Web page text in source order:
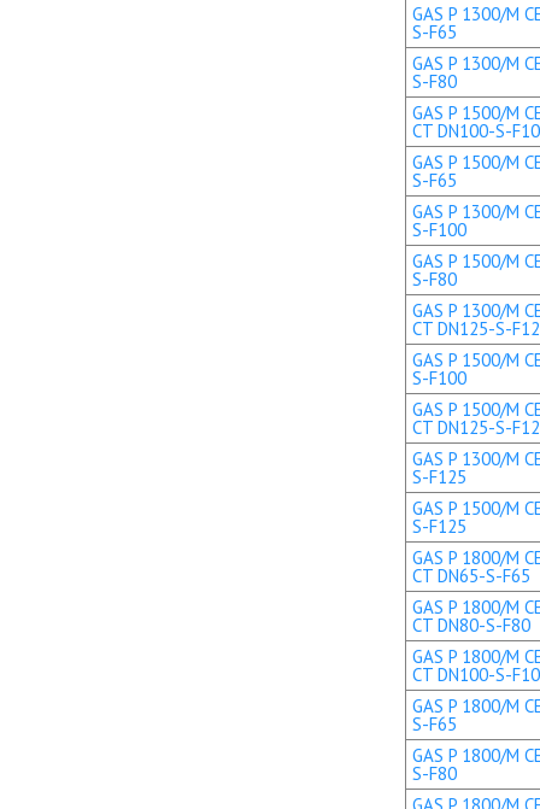
GAS P 1300/M
S-F65
GAS P 1300/M
S-F80
GAS P 1500/M
CT DN100-S-
GAS P 1500/M
S-F65
GAS P 1300/M
S-F100
GAS P 1500/M
S-F80
GAS P 1300/M
CT DN125-S-
GAS P 1500/M
S-F100
GAS P 1500/M
CT DN125-S-
GAS P 1300/M
S-F125
GAS P 1500/M
S-F125
GAS P 1800/M
CT DN65-S-F65
GAS P 1800/M
CT DN80-S-F80
GAS P 1800/M
CT DN100-S-
GAS P 1800/M
S-F65
GAS P 1800/M
S-F80